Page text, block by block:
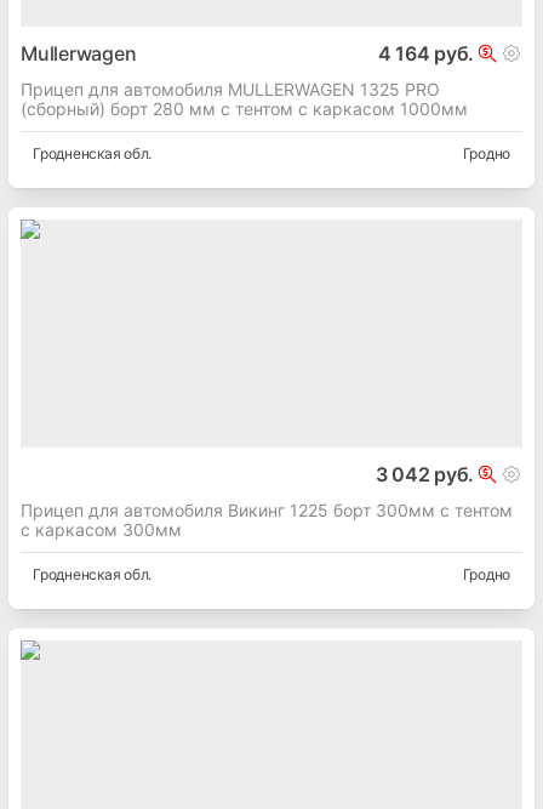
Mullerwagen 4 164 руб.
Прицеп для автомобиля MULLERWAGEN 1325 PRO
(сборный) борт 280 мм с тентом c каркасом 1000мм
Гродненская обл. Гродно
3 042 руб.
Прицеп для автомобиля Викинг 1225 борт 300мм с тентом
с каркасом 300мм
Гродненская обл. Гродно